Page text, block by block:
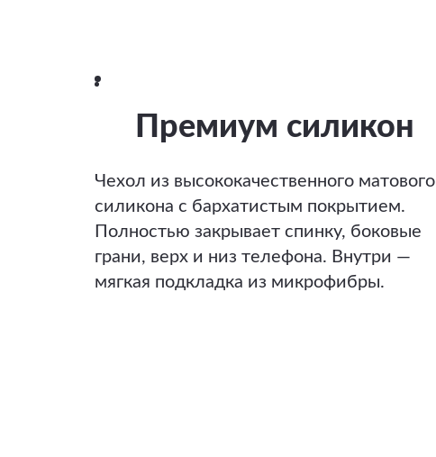
Премиум силикон
Чехол из высококачественного матового
силикона с бархатистым покрытием.
Полностью закрывает спинку, боковые
грани, верх и низ телефона. Внутри —
мягкая подкладка из микрофибры.